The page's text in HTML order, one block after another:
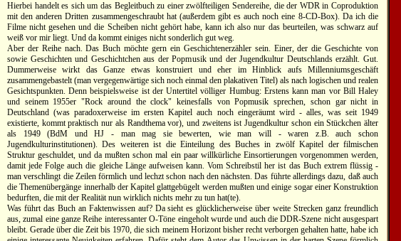
Hierbei handelt es sich um das Begleitbuch zu einer zwölfteiligen Sendereihe, die der WDR in Coproduktion
mit den anderen Dritten zusammengeschraubt hat (außerdem gibt es auch noch eine 8-CD-Box). Da ich die
Filme nicht gesehen und die Scheiben nicht gehört habe, kann ich also nur das beurteilen, was schwarz auf
weiß vor mir liegt. Und da kommt einiges nicht sonderlich gut weg.
Aber der Reihe nach. Das Buch möchte gern ein Geschichtenerzähler sein. Einer, der die Geschichte von
sowie Geschichten und Geschichtchen aus der Popmusik und der Jugendkultur Deutschlands erzählt. Gut.
Dummerweise wirkt das Ganze etwas konstruiert und eher im Hinblick aufs Millenniumsgeschäft
zusammengebastelt (man vergegenwärtige sich noch einmal den plakativen Titel) als nach logischen und realen
Gesichtspunkten. Denn beispielsweise ist der Untertitel völliger Humbug: Erstens kann man vor Bill Haley
und seinem 1955er "Rock around the clock" keinesfalls von Popmusik sprechen, schon gar nicht in
Deutschland (was paradoxerweise im ersten Kapitel auch noch eingeräumt wird - alles, was seit 1949
existierte, kommt praktisch nur als Randthema vor), und zweitens ist Jugendkultur schon ein Stückchen älter
als 1949 (BdM und HJ - man mag sie bewerten, wie man will - waren z.B. auch schon
Jugendkulturinstitutionen). Des weiteren ist die Einteilung des Buches in zwölf Kapitel der filmischen
Struktur geschuldet, und da mußten schon mal ein paar willkürliche Einsortierungen vorgenommen werden,
damit jede Folge auch die gleiche Länge aufweisen kann. Vom Schreibstil her ist das Buch extrem flüssig -
man verschlingt die Zeilen förmlich und lechzt schon nach den nächsten. Das führte allerdings dazu, daß auch
die Themenübergänge innerhalb der Kapitel glattgebügelt werden mußten und einige sogar einer Konstruktion
bedurften, die mit der Realität nun wirklich nichts mehr zu tun hat(te).
Was führt das Buch an Faktenwissen auf? Da sieht es glücklicherweise über weite Strecken ganz freundlich
aus, zumal eine ganze Reihe interessanter O-Töne eingeholt wurde und auch die DDR-Szene nicht ausgespart
bleibt. Gerade über die Zeit bis 1970, die sich meinem Horizont bisher recht verborgen gehalten hatte, habe ich